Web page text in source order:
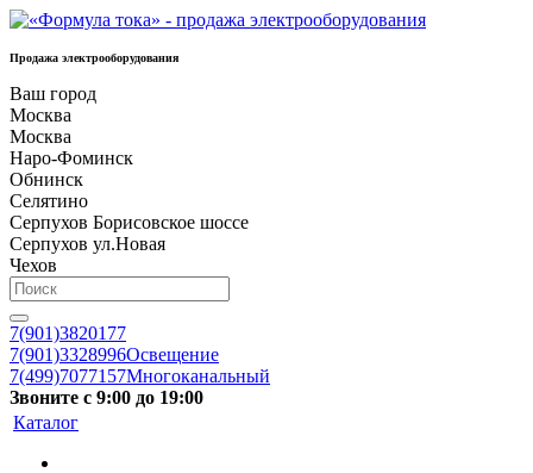
Продажа электрооборудования
Ваш город
Москва
Москва
Наро-Фоминск
Обнинск
Селятино
Серпухов Борисовское шоссе
Серпухов ул.Новая
Чехов
7(901)3820177
7(901)3328996Освещение
7(499)7077157Многоканальный
Звоните с 9:00 до 19:00
Каталог